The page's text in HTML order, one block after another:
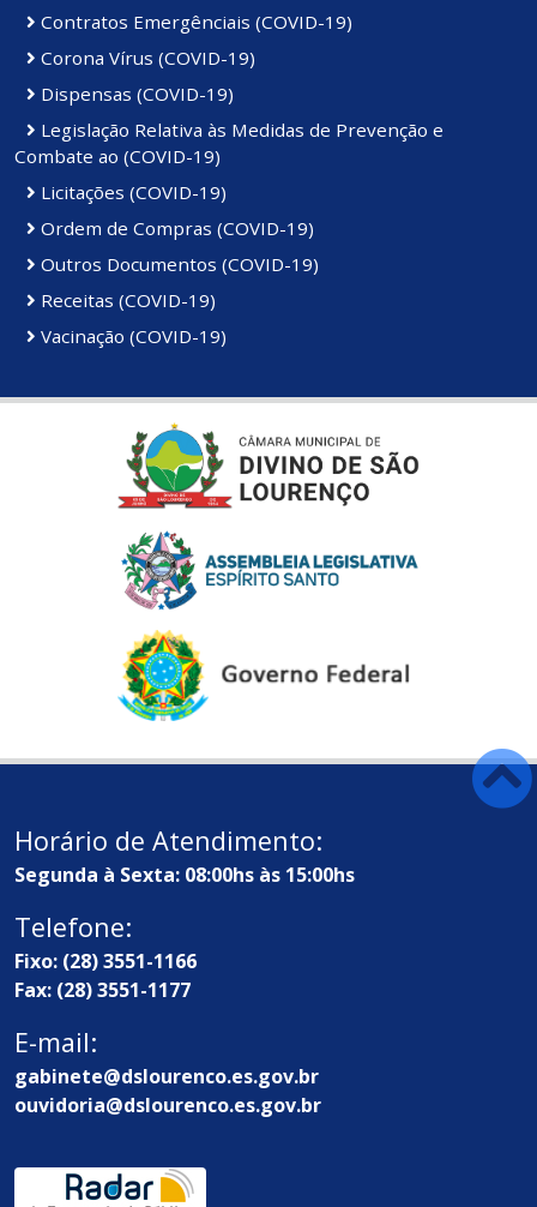
Contratos Emergênciais (COVID-19)
Corona Vírus (COVID-19)
Dispensas (COVID-19)
Legislação Relativa às Medidas de Prevenção e
Combate ao (COVID-19)
Licitações (COVID-19)
Ordem de Compras (COVID-19)
Outros Documentos (COVID-19)
Receitas (COVID-19)
Vacinação (COVID-19)
Horário de Atendimento:
Segunda à Sexta: 08:00hs às 15:00hs
Telefone:
Fixo: (28) 3551-1166
Fax: (28) 3551-1177
E-mail:
gabinete@dslourenco.es.gov.br
ouvidoria@dslourenco.es.gov.br